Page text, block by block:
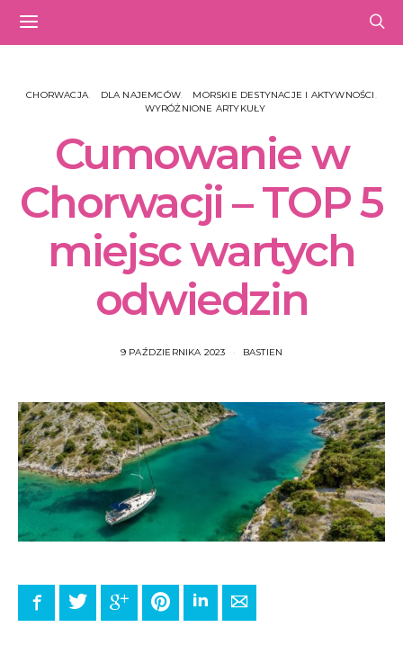
CHORWACJA DLA NAJEMCÓW
MORSKIE DESTYNACJE I AKTYWNOŚCI
WYRÓŻNIONE ARTYKUŁY
Cumowanie w
Chorwacji – TOP 5
miejsc wartych
odwiedzin
9 PAŹDZIERNIKA 2023 BASTIEN
FacebookTwitter Google+ PinterestLinkedInE-mail